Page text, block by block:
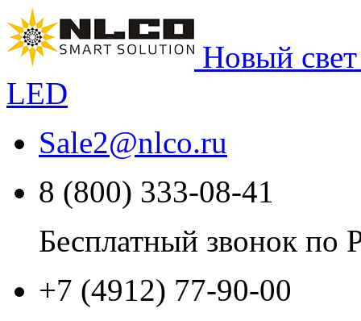
Новый
LED
Sale2@nlco.ru
8 (800) 333-08-41
Бесплатный звонок по
+7 (4912) 77-90-00